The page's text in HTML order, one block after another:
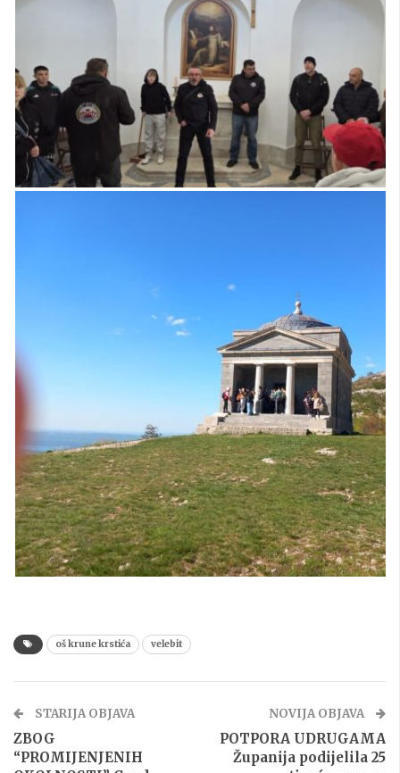
oš krune krstića velebit
STARIJA OBJAVA
ZBOG
“PROMIJENJENIH
NOVIJA OBJAVA
POTPORA UDRUGAMA
Županija podijelila 25